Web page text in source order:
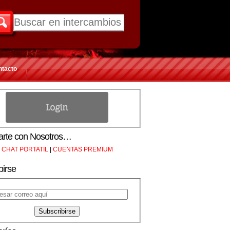
con Nosotros…
CHAT PORTATIL | CUENTAS PREMIUM